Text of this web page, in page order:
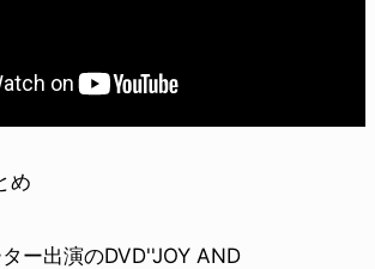
め
ー出演のDVD''JOY AND